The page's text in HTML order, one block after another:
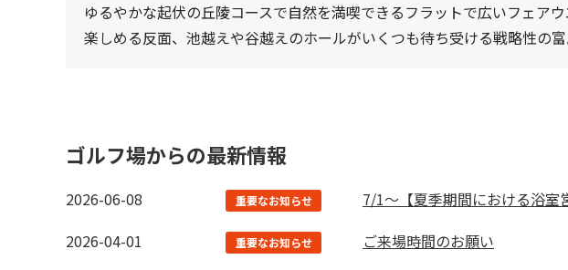
ゆるやかな起伏の丘陵コースで自然を満喫できるフラットで広いフェア
楽しめる反面、池越えや谷越えのホールがいくつも待ち受ける戦略性の富
ゴルフ場からの最新情報
2026-06-08 重要なお知らせ
7/1～【夏季期間における浴室
2026-04-01
重要なお知らせ
ご来場時間のお願い